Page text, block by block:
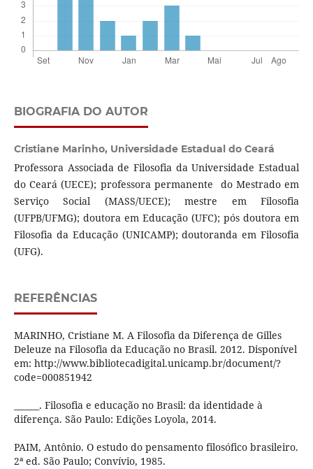
BIOGRAFIA DO AUTOR
Cristiane Marinho, Universidade Estadual do Ceará
Professora Associada de Filosofia da Universidade Estadual
do Ceará (UECE); professora permanente do Mestrado em
Serviço Social (MASS/UECE); mestre em Filosofia
(UFPB/UFMG); doutora em Educação (UFC); pós doutora em
Filosofia da Educação (UNICAMP); doutoranda em Filosofia
(UFG).
REFERÊNCIAS
MARINHO, Cristiane M. A Filosofia da Diferença de Gilles
Deleuze na Filosofia da Educação no Brasil. 2012. Disponível
em: http://www.bibliotecadigital.unicamp.br/document/?
code=000851942
______. Filosofia e educação no Brasil: da identidade à
diferença. São Paulo: Edições Loyola, 2014.
PAIM, Antônio. O estudo do pensamento filosófico brasileiro.
2ª ed. São Paulo; Convívio, 1985.